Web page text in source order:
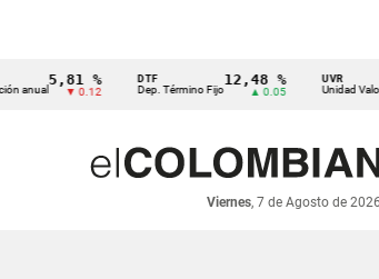
5,81 %
▼ 0.12 Dep. Término Fijo
12,48 %
▲ 0.05 Unidad Valor Real
Viernes, 7 de Agosto de 2026